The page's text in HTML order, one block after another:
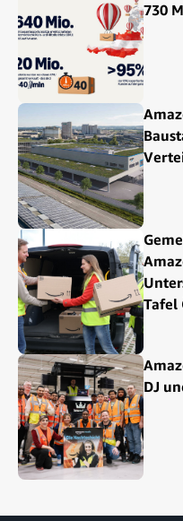
730
Tafel
DJ